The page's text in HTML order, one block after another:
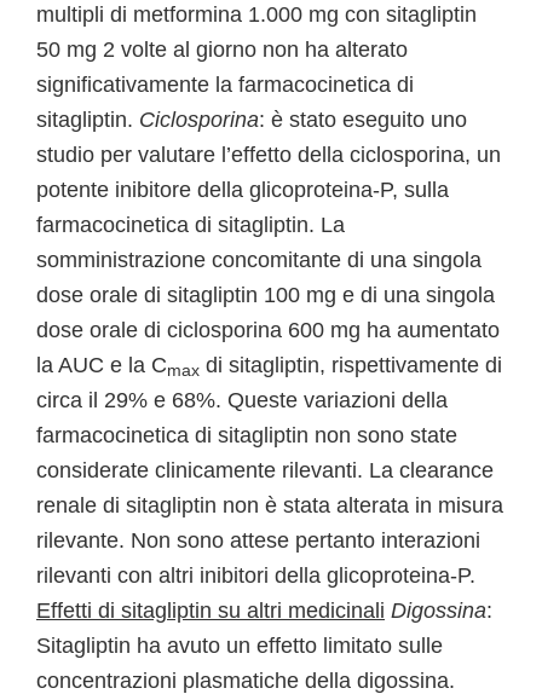
multipli di metformina 1.000 mg con sitagliptin
50 mg 2 volte al giorno non ha alterato
significativamente la farmacocinetica di
sitagliptin. Ciclosporina: è stato eseguito uno
studio per valutare l’effetto della ciclosporina, un
potente inibitore della glicoproteina-P, sulla
farmacocinetica di sitagliptin. La
somministrazione concomitante di una singola
dose orale di sitagliptin 100 mg e di una singola
dose orale di ciclosporina 600 mg ha aumentato
la AUC e la Cmax di sitagliptin, rispettivamente di
circa il 29% e 68%. Queste variazioni della
farmacocinetica di sitagliptin non sono state
considerate clinicamente rilevanti. La clearance
renale di sitagliptin non è stata alterata in misura
rilevante. Non sono attese pertanto interazioni
rilevanti con altri inibitori della glicoproteina-P.
Effetti di sitagliptin su altri medicinali Digossina:
Sitagliptin ha avuto un effetto limitato sulle
concentrazioni plasmatiche della digossina.